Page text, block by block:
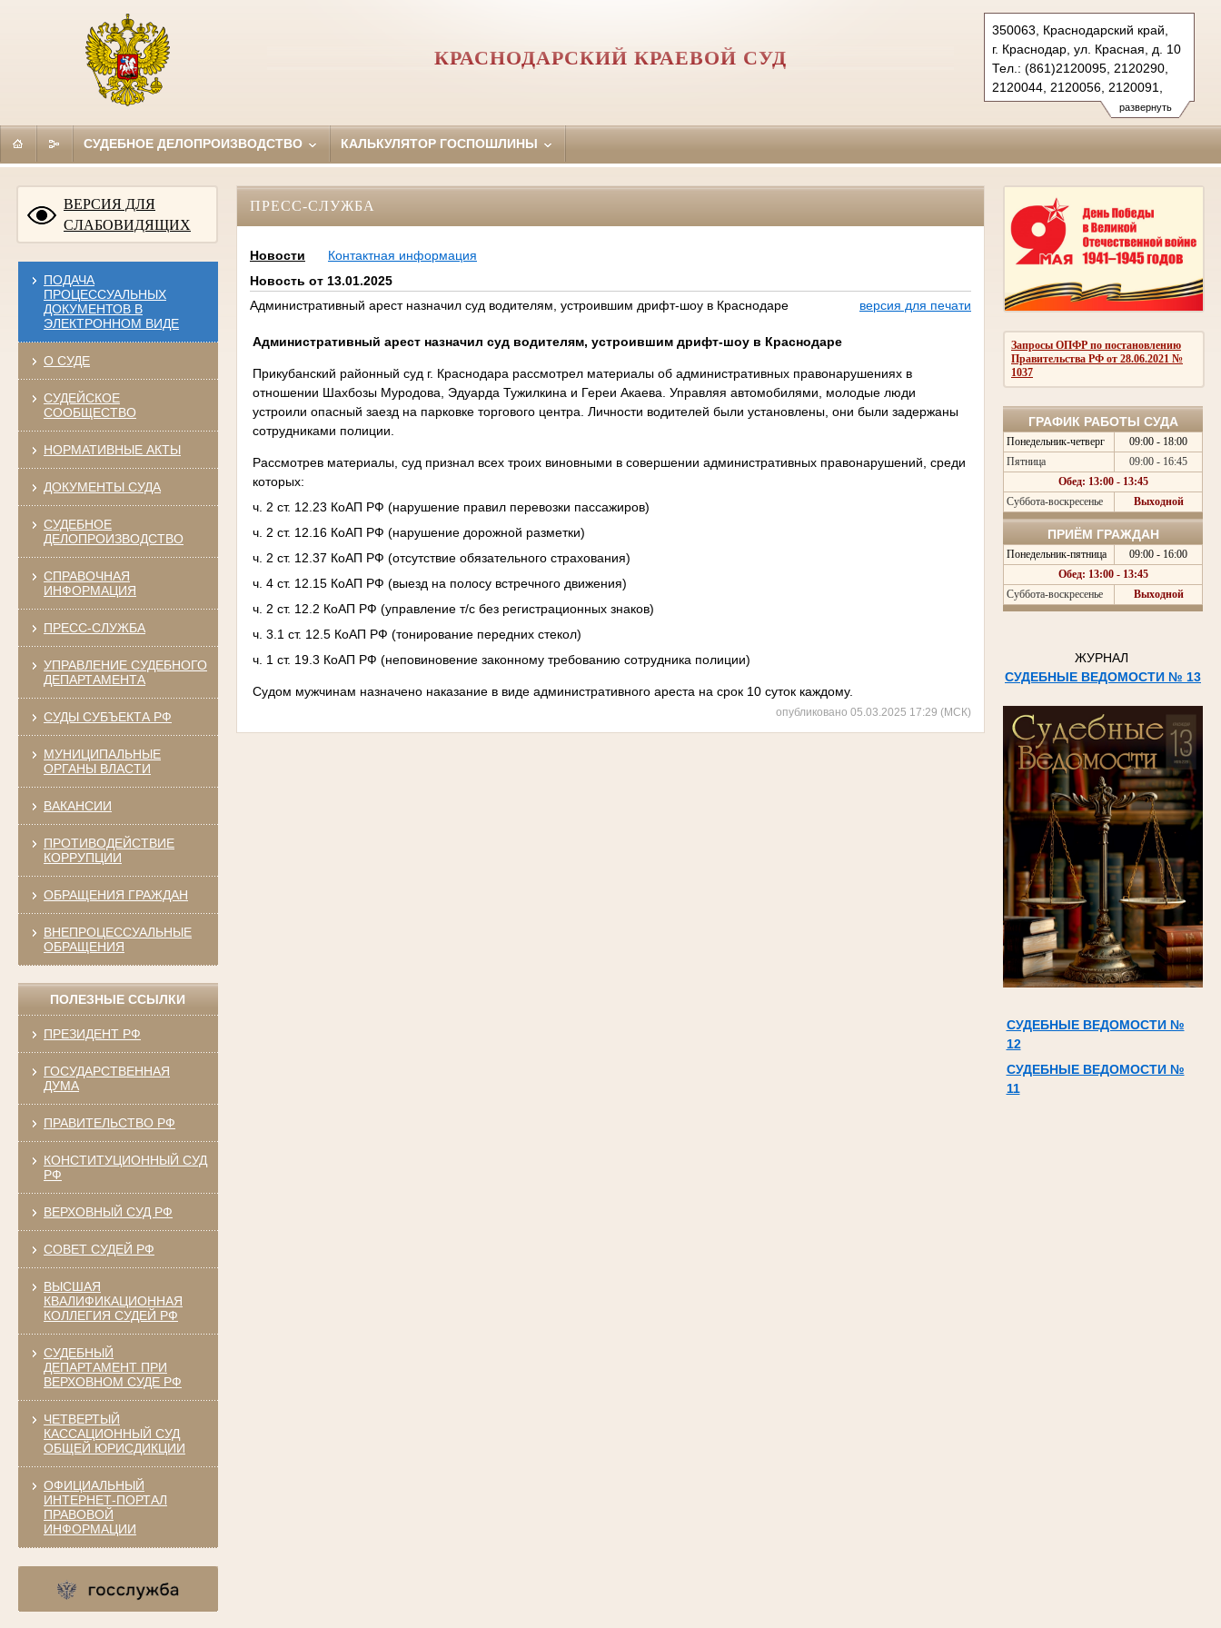
развернуть
350063, Краснодарский край,
г. Краснодар, ул. Красная, д. 10
Тел.: (861)2120095, 2120290,
2120044, 2120056, 2120091,
2683150(ф.)
kubansud@sudrf.ru
КРАСНОДАРСКИЙ КРАЕВОЙ СУД
СУДЕБНОЕ ДЕЛОПРОИЗВОДСТВО КАЛЬКУЛЯТОР ГОСПОШЛИНЫ
ВЕРСИЯ ДЛЯ
СЛАБОВИДЯЩИХ
ПОДАЧА
ПРОЦЕССУАЛЬНЫХ
ДОКУМЕНТОВ В
ЭЛЕКТРОННОМ ВИДЕ
О СУДЕ
СУДЕЙСКОЕ
СООБЩЕСТВО
НОРМАТИВНЫЕ АКТЫ
ДОКУМЕНТЫ СУДА
СУДЕБНОЕ
ДЕЛОПРОИЗВОДСТВО
СПРАВОЧНАЯ
ИНФОРМАЦИЯ
ПРЕСС-СЛУЖБА
УПРАВЛЕНИЕ СУДЕБНОГО
ДЕПАРТАМЕНТА
СУДЫ СУБЪЕКТА РФ
МУНИЦИПАЛЬНЫЕ
ОРГАНЫ ВЛАСТИ
ВАКАНСИИ
ПРОТИВОДЕЙСТВИЕ
КОРРУПЦИИ
ОБРАЩЕНИЯ ГРАЖДАН
ВНЕПРОЦЕССУАЛЬНЫЕ
ОБРАЩЕНИЯ
ПОЛЕЗНЫЕ ССЫЛКИ
ПРЕЗИДЕНТ РФ
ГОСУДАРСТВЕННАЯ
ДУМА
ПРАВИТЕЛЬСТВО РФ
КОНСТИТУЦИОННЫЙ СУД
РФ
ВЕРХОВНЫЙ СУД РФ
СОВЕТ СУДЕЙ РФ
ВЫСШАЯ
КВАЛИФИКАЦИОННАЯ
КОЛЛЕГИЯ СУДЕЙ РФ
СУДЕБНЫЙ
ДЕПАРТАМЕНТ ПРИ
ВЕРХОВНОМ СУДЕ РФ
ЧЕТВЕРТЫЙ
КАССАЦИОННЫЙ СУД
ОБЩЕЙ ЮРИСДИКЦИИ
ОФИЦИАЛЬНЫЙ
ИНТЕРНЕТ-ПОРТАЛ
ПРАВОВОЙ
ИНФОРМАЦИИ
Запросы ОПФР по постановлению
Правительства РФ от 28.06.2021 №
1037
ГРАФИК РАБОТЫ СУДА
Понедельник-четверг
09:00 - 18:00
Пятница
09:00 - 16:45
Обед: 13:00 - 13:45
Суббота-воскресенье
Выходной
ПРИЁМ ГРАЖДАН
Понедельник-пятница
09:00 - 16:00
Обед: 13:00 - 13:45
Суббота-воскресенье
Выходной
ЖУРНАЛ
СУДЕБНЫЕ ВЕДОМОСТИ № 13
СУДЕБНЫЕ ВЕДОМОСТИ №
12
СУДЕБНЫЕ ВЕДОМОСТИ №
11
ПРЕСС-СЛУЖБА
Новости
Контактная информация
Новость от 13.01.2025
Административный арест назначил суд водителям, устроившим дрифт-шоу в Краснодаре
версия для печати
Административный арест назначил суд водителям, устроившим дрифт-шоу в Краснодаре
Прикубанский районный суд г. Краснодара рассмотрел материалы об административных правонарушениях в
отношении Шахбозы Муродова, Эдуарда Тужилкина и Гереи Акаева. Управляя автомобилями, молодые люди
устроили опасный заезд на парковке торгового центра. Личности водителей были установлены, они были задержаны
сотрудниками полиции.
Рассмотрев материалы, суд признал всех троих виновными в совершении административных правонарушений, среди
которых:
ч. 2 ст. 12.23 КоАП РФ (нарушение правил перевозки пассажиров)
ч. 2 ст. 12.16 КоАП РФ (нарушение дорожной разметки)
ч. 2 ст. 12.37 КоАП РФ (отсутствие обязательного страхования)
ч. 4 ст. 12.15 КоАП РФ (выезд на полосу встречного движения)
ч. 2 ст. 12.2 КоАП РФ (управление т/с без регистрационных знаков)
ч. 3.1 ст. 12.5 КоАП РФ (тонирование передних стекол)
ч. 1 ст. 19.3 КоАП РФ (неповиновение законному требованию сотрудника полиции)
Судом мужчинам назначено наказание в виде административного ареста на срок 10 суток каждому.
опубликовано 05.03.2025 17:29 (МСК)